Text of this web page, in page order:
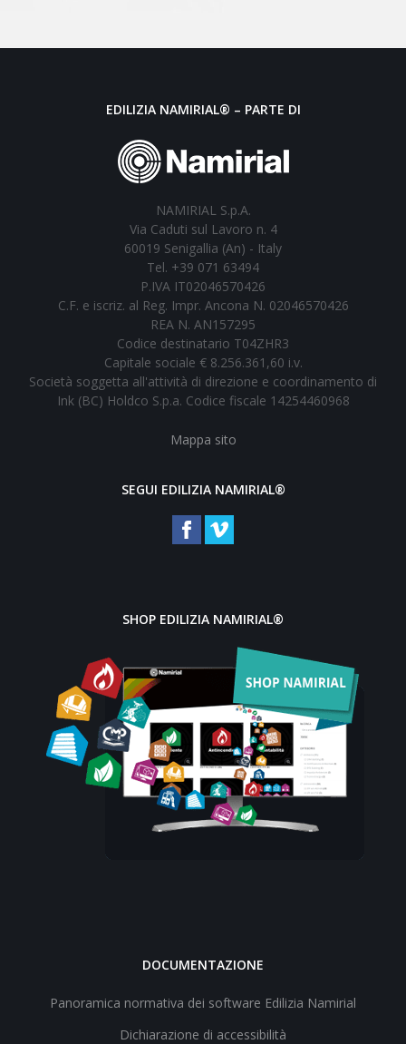
EDILIZIA NAMIRIAL® – PARTE DI
NAMIRIAL S.p.A.
Via Caduti sul Lavoro n. 4
60019 Senigallia (An) - Italy
Tel. +39 071 63494
P.IVA IT02046570426
C.F. e iscriz. al Reg. Impr. Ancona N. 02046570426
REA N. AN157295
Codice destinatario T04ZHR3
Capitale sociale € 8.256.361,60 i.v.
Società soggetta all'attività di direzione e coordinamento di
Ink (BC) Holdco S.p.a. Codice fiscale 14254460968
Mappa sito
SEGUI EDILIZIA NAMIRIAL®
SHOP EDILIZIA NAMIRIAL®
DOCUMENTAZIONE
Panoramica normativa dei software Edilizia Namirial
Dichiarazione di accessibilità